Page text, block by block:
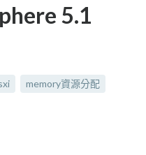
5.1
memory資源分配